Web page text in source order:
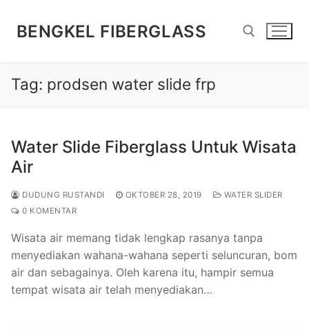
BENGKEL FIBERGLASS
Cari:
Tag: prodsen water slide frp
Water Slide Fiberglass Untuk Wisata
Air
DUDUNG RUSTANDI OKTOBER 28, 2019
WATER SLIDER
0 KOMENTAR
Wisata air memang tidak lengkap rasanya tanpa
menyediakan wahana-wahana seperti seluncuran, bom
air dan sebagainya. Oleh karena itu, hampir semua
tempat wisata air telah menyediakan…